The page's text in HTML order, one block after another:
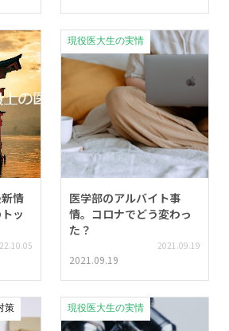
情
ッ
現役医大生の実情
医学部のアルバイト事
情。コロナでどう変わっ
た？
2021.09.19
2021.09.19
策 現役医大生の実情